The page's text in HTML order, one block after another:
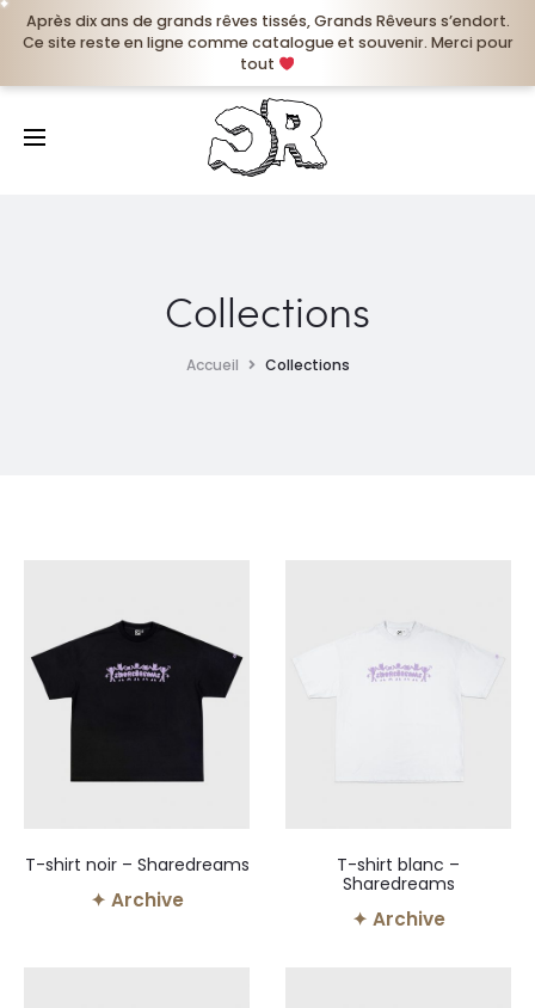
✦
✦
✦
✦
✦
✦
✦
✦
✦
✦
✦
✦
✦
✦
✦
✦
Après dix ans de grands rêves tissés, Grands Rêveurs s’endort.
Ce site reste en ligne comme catalogue et souvenir. Merci pour
tout
Collections
Accueil Collections
T-shirt noir – Sharedreams
✦ Archive
T-shirt blanc –
Sharedreams
✦ Archive